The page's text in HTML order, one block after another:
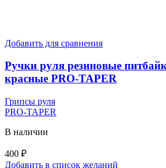
Добавить для сравнения
Ручки руля резиновые
красные PRO-TAPER
Грипсы руля
PRO-TAPER
В наличии
400 ₽
Добавить в список желаний